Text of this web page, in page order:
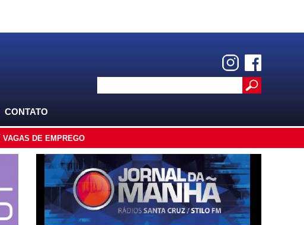
CONTATO
VAGAS DE EMPREGO